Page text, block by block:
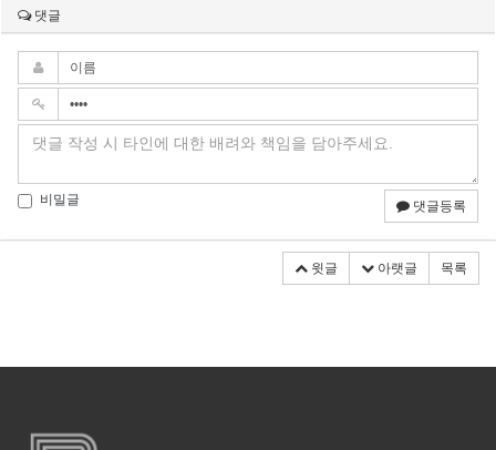
댓글
비밀글 댓글등록
윗글 아랫글 목록